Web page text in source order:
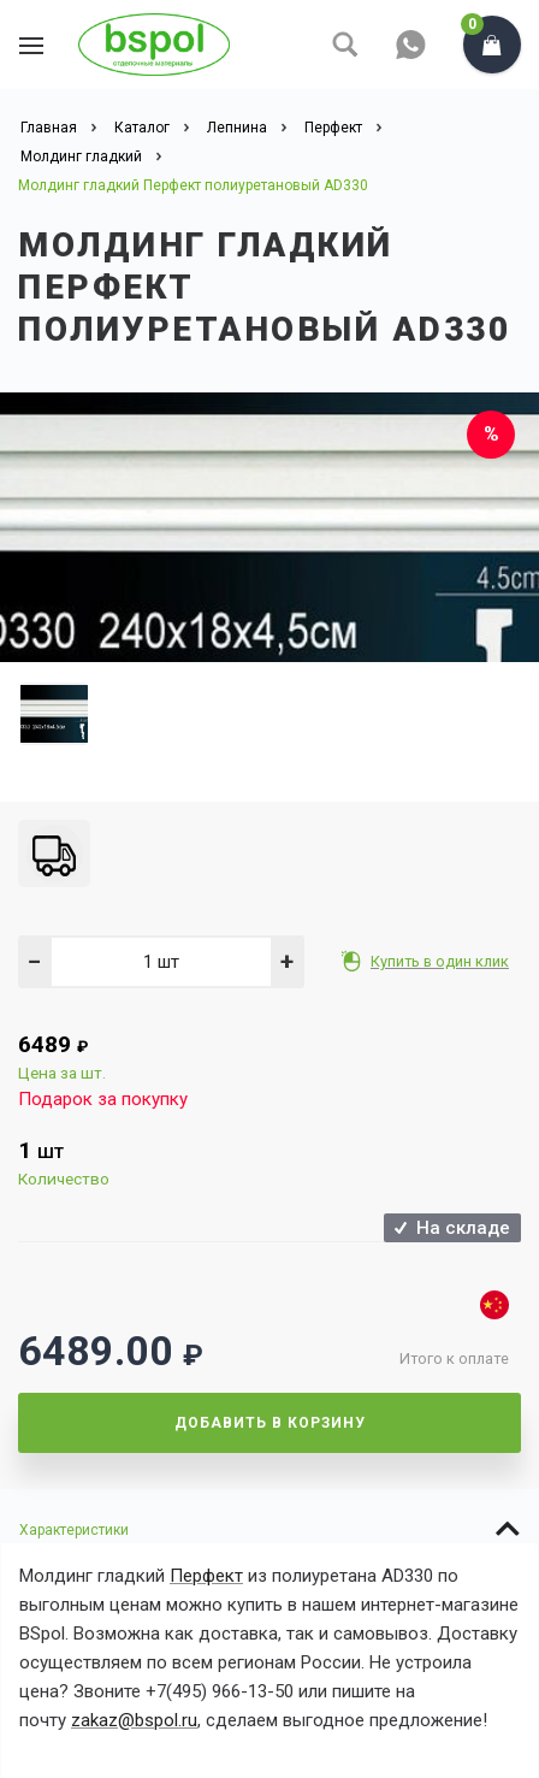
0
Главная Каталог Лепнина
Перфект
Молдинг гладкий
Молдинг гладкий Перфект полиуретановый AD330
МОЛДИНГ ГЛАДКИЙ
ПЕРФЕКТ
ПОЛИУРЕТАНОВЫЙ AD330
Купить в один клик
− +
6489 ₽
Цена за шт.
Подарок за покупку
1 ШТ
Количество
На складе
Итого к оплате
6489.00 ₽
ДОБАВИТЬ В КОРЗИНУ
Характеристики
Молдинг гладкий Перфект из полиуретана AD330 по
выголным ценам можно купить в нашем интернет-магазине
BSpol. Возможна как доставка, так и самовывоз. Доставку
осуществляем по всем регионам России. Не устроила
цена? Звоните +7(495) 966-13-50 или пишите на
почту zakaz@bspol.ru, сделаем выгодное предложение!